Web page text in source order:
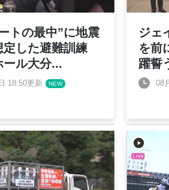
トの最中”に地震
定した避難訓練
ール大分...
18:50更新
ジェ
を前
躍誓
08